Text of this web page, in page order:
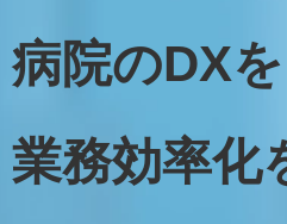
病院のDX
業務効率化